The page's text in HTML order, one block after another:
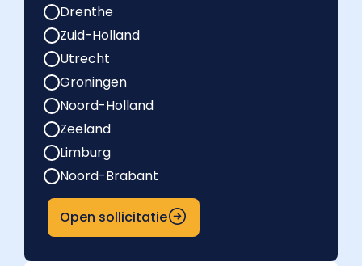
Drenthe
Zuid-Holland
Utrecht
Groningen
Noord-Holland
Zeeland
Limburg
Noord-Brabant
Open sollicitatie